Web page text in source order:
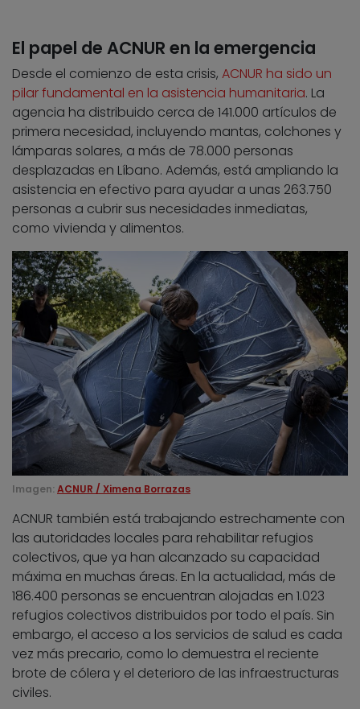
El papel de ACNUR en la emergencia
Desde el comienzo de esta crisis, ACNUR ha sido un
pilar fundamental en la asistencia humanitaria. La
agencia ha distribuido cerca de 141.000 artículos de
primera necesidad, incluyendo mantas, colchones y
lámparas solares, a más de 78.000 personas
desplazadas en Líbano. Además, está ampliando la
asistencia en efectivo para ayudar a unas 263.750
personas a cubrir sus necesidades inmediatas,
como vivienda y alimentos.
Imagen: ACNUR / Ximena Borrazas
ACNUR también está trabajando estrechamente con
las autoridades locales para rehabilitar refugios
colectivos, que ya han alcanzado su capacidad
máxima en muchas áreas. En la actualidad, más de
186.400 personas se encuentran alojadas en 1.023
refugios colectivos distribuidos por todo el país. Sin
embargo, el acceso a los servicios de salud es cada
vez más precario, como lo demuestra el reciente
brote de cólera y el deterioro de las infraestructuras
civiles.